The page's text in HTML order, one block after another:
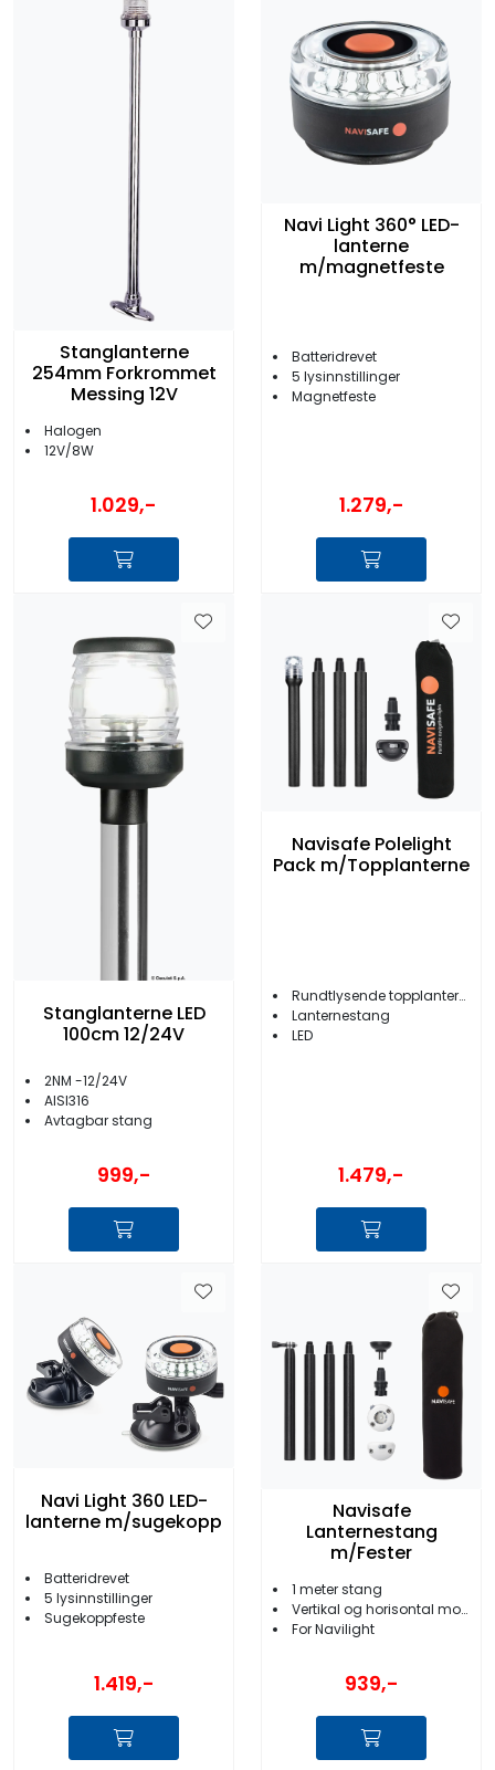
Stanglanterne
254mm Forkrommet
Messing 12V
Halogen
12V/8W
1.029,-
Navi Light 360° LED-
lanterne
m/magnetfeste
Batteridrevet
5 lysinnstillinger
Magnetfeste
1.279,-
Stanglanterne LED
100cm 12/24V
2NM -12/24V
AISI316
Avtagbar stang
999,-
Navisafe Polelight
Pack m/Topplanterne
Rundtlysende topplanterne
Lanternestang
LED
1.479,-
Navi Light 360 LED-
lanterne m/sugekopp
Batteridrevet
5 lysinnstillinger
Sugekoppfeste
1.419,-
Navisafe
Lanternestang
m/Fester
1 meter stang
Vertikal og horisontal montasje
For Navilight
939,-